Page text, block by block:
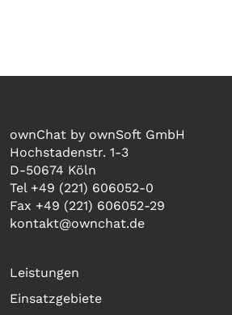
ownChat by ownSoft GmbH
Hochstadenstr. 1-3
D-50674 Köln
Tel +49 (221) 606052-0
Fax +49 (221) 606052-29
kontakt@ownchat.de
Leistungen
Einsatzgebiete